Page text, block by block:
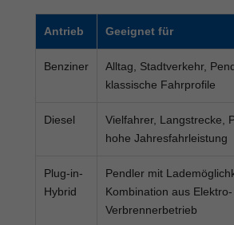
Antrieb Geeignet für
Benziner
Alltag, Stadtverkehr,
klassische Fahrprofile
Diesel
Vielfahrer, Langstrecke,
hohe Jahresfahrleistung
Plug-in-
Hybrid
Pendler mit
Kombination aus
Verbrennerbetrieb